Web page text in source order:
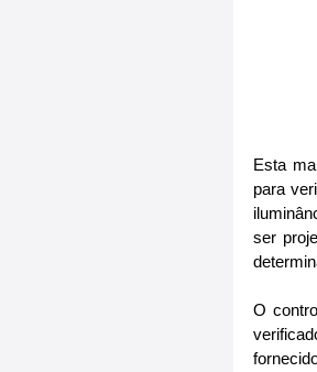
Esta
para
ser
O